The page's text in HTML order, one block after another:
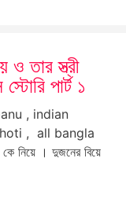
স্ত্রী
পার্ট ১
, indian
, all bangla
নিয়ে । দুজনের বিয়ে